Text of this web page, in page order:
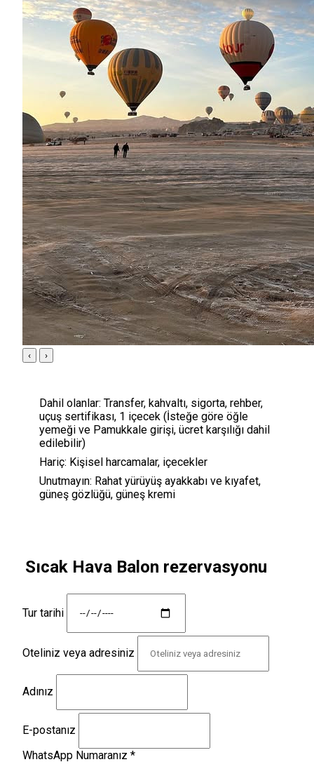
‹ ›
Dahil olanlar: Transfer, kahvaltı, sigorta, rehber,
uçuş sertifikası, 1 içecek (İsteğe göre öğle
yemeği ve Pamukkale girişi, ücret karşılığı dahil
edilebilir)
Hariç: Kişisel harcamalar, içecekler
Unutmayın: Rahat yürüyüş ayakkabı ve kıyafet,
güneş gözlüğü, güneş kremi
Sıcak Hava Balon rezervasyonu
Tur tarihi
Oteliniz veya adresiniz
Adınız
E-postanız
WhatsApp Numaranız *